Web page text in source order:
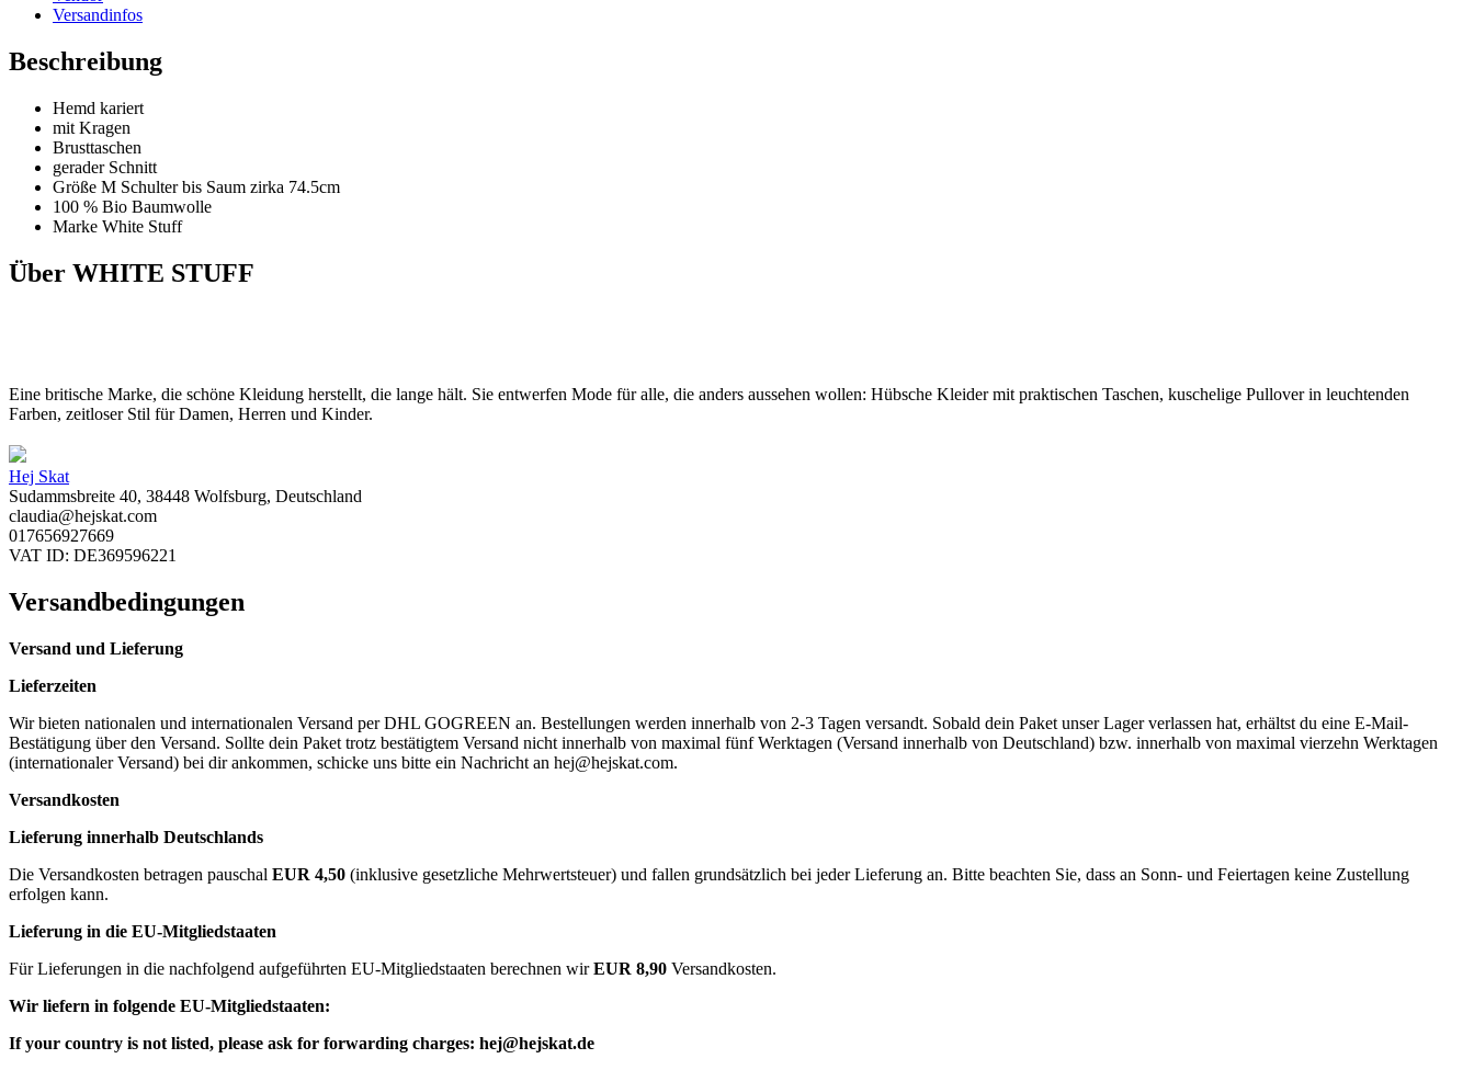
Versandinfos
Beschreibung
Hemd kariert
mit Kragen
Brusttaschen
gerader Schnitt
Größe M Schulter bis Saum zirka 74.5cm
100 % Bio Baumwolle
Marke White Stuff
Über WHITE STUFF
Eine britische Marke, die schöne Kleidung herstellt, die lange hält. Sie entwerfen Mode für alle, die anders aussehen wollen: Hübsche Kleider mit praktischen Taschen, kuschelige Pullover in leuchtenden
Farben, zeitloser Stil für Damen, Herren und Kinder.
Hej Skat
Sudammsbreite 40, 38448 Wolfsburg, Deutschland
claudia@hejskat.com
017656927669
VAT ID: DE369596221
Versandbedingungen
Versand und Lieferung
Lieferzeiten
Wir bieten nationalen und internationalen Versand per DHL GOGREEN an. Bestellungen werden innerhalb von 2-3 Tagen versandt. Sobald dein Paket unser Lager verlassen hat, erhältst du eine E-Mail-
Bestätigung über den Versand. Sollte dein Paket trotz bestätigtem Versand nicht innerhalb von maximal fünf Werktagen (Versand innerhalb von Deutschland) bzw. innerhalb von maximal vierzehn Werktagen
(internationaler Versand) bei dir ankommen, schicke uns bitte ein Nachricht an hej@hejskat.com.
Versandkosten
Lieferung innerhalb Deutschlands
Die Versandkosten betragen pauschal EUR 4,50 (inklusive gesetzliche Mehrwertsteuer) und fallen grundsätzlich bei jeder Lieferung an. Bitte beachten Sie, dass an Sonn- und Feiertagen keine Zustellung
erfolgen kann.
Lieferung in die EU-Mitgliedstaaten
Für Lieferungen in die nachfolgend aufgeführten EU-Mitgliedstaaten berechnen wirEUR 8,90 Versandkosten.
Wir liefern in folgende EU-Mitgliedstaaten:
If your country is not listed, please ask for forwarding charges: hej@hejskat.de